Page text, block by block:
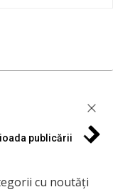
publicării
cu noutăți